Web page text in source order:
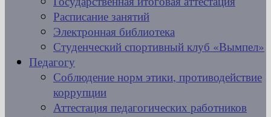
Расписание занятий
Электронная библиотека
Студенческий спортивный клуб «Вымпел»
Педагогу
Соблюдение норм этики, противодействие
коррупции
Аттестация педагогических работников